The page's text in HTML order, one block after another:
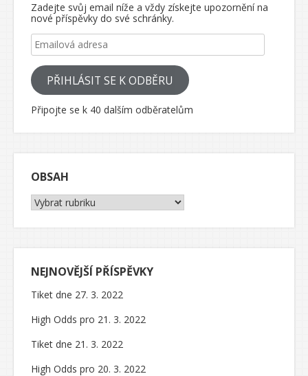
Zadejte svůj email níže a vždy získejte upozornění na
nové příspěvky do své schránky.
Emailová adresa
PŘIHLÁSIT SE K ODBĚRU
Připojte se k 40 dalším odběratelům
OBSAH
Obsah
NEJNOVĚJŠÍ PŘÍSPĚVKY
Tiket dne 27. 3. 2022
High Odds pro 21. 3. 2022
Tiket dne 21. 3. 2022
High Odds pro 20. 3. 2022